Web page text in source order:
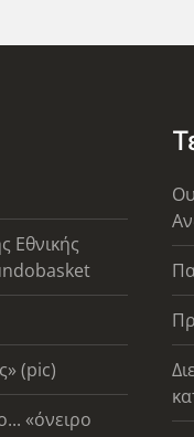
Εθνικής
(pic)
«όνειρο